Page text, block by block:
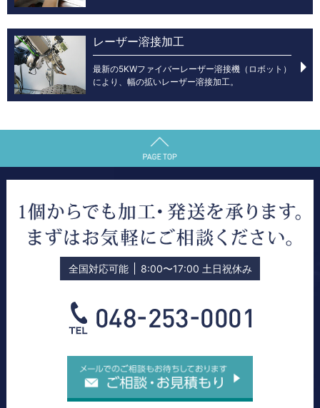
レーザー溶接加工
最新の5KWファイバーレーザー溶接機（ロボット）
により、幅の拡いレーザー溶接加工。
全国対応可能 8:00〜17:00 土日祝休み